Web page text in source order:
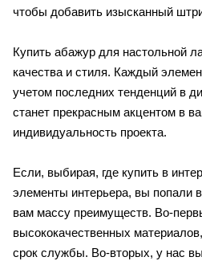
чтобы добавить изысканный
Купить абажур для настольной
качества и стиля. Каждый
учетом последних тенденций в
станет прекрасным акцентом в
индивидуальность проекта.
Если, выбирая, где купить в
элементы интерьера, вы попали
вам массу преимуществ. Во-
высококачественных
срок службы. Во-вторых, у нас